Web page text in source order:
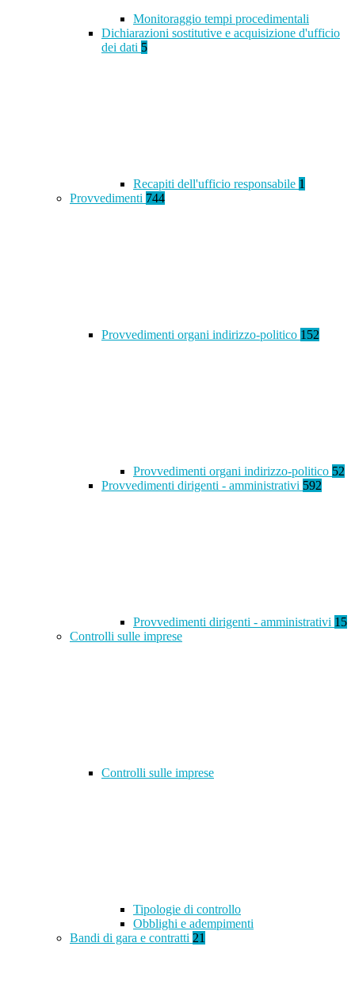
Monitoraggio tempi procedimentali
Dichiarazioni sostitutive e acquisizione d'ufficio
dei dati 5
Recapiti dell'ufficio responsabile 1
Provvedimenti 744
Provvedimenti organi indirizzo-politico 152
Provvedimenti organi indirizzo-politico 52
Provvedimenti dirigenti - amministrativi 592
Provvedimenti dirigenti - amministrativi 15
Controlli sulle imprese
Controlli sulle imprese
Tipologie di controllo
Obblighi e adempimenti
Bandi di gara e contratti 21